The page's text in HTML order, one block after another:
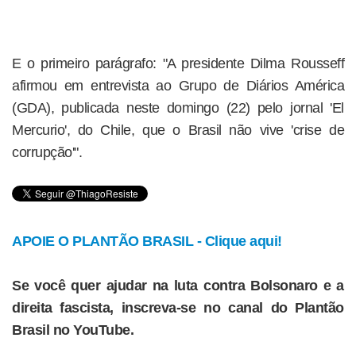
E o primeiro parágrafo: "A presidente Dilma Rousseff
afirmou em entrevista ao Grupo de Diários América
(GDA), publicada neste domingo (22) pelo jornal 'El
Mercurio', do Chile, que o Brasil não vive 'crise de
corrupção'".
APOIE O PLANTÃO BRASIL - Clique aqui!
Se você quer ajudar na luta contra Bolsonaro e a
direita fascista, inscreva-se no canal do Plantão
Brasil no YouTube.